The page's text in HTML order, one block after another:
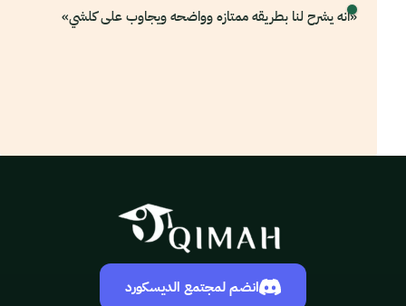
«انه يشرح لنا بطريقه ممتازه وواضحه ويجاوب على كلشي»
انضم لمجتمع الديسكورد